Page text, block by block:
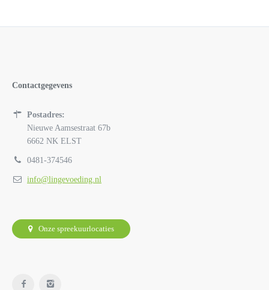
Contactgegevens
Postadres:
Nieuwe Aamsestraat 67b
6662 NK ELST
0481-374546
info@lingevoeding.nl
Onze spreekuurlocaties